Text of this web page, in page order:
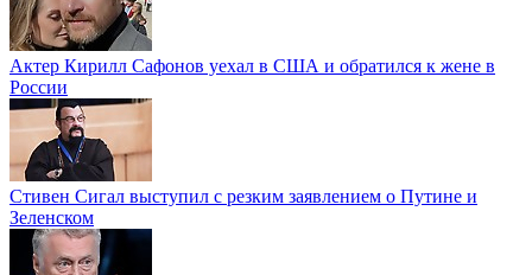
Актер Кирилл Сафонов уехал в США и обратился к жене в
России
Стивен Сигал выступил с резким заявлением о Путине и
Зеленском